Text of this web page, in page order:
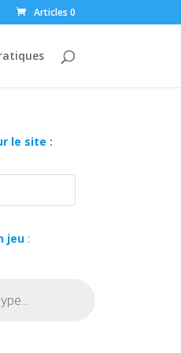
Articles 0
le site :
jeu :